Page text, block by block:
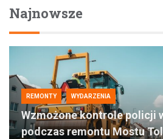
Najnowsze
REMONTY WYDARZENIA
Wzmożone kontrole policji
podczas remontu Mostu